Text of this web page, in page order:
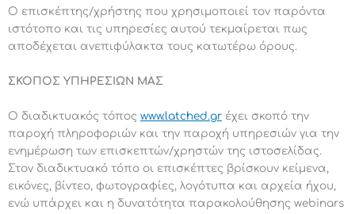
Ο επισκέπτης/χρήστης που χρησιμοποιεί τον παρόντα
ιστότοπο και τις υπηρεσίες αυτού τεκμαίρεται πως
αποδέχεται ανεπιφύλακτα τους κατωτέρω όρους.
ΣΚΟΠΟΣ ΥΠΗΡΕΣΙΩΝ ΜΑΣ
Ο διαδικτυακός τόπος www.latched.gr έχει σκοπό την
παροχή πληροφοριών και την παροχή υπηρεσιών για την
ενημέρωση των επισκεπτών/χρηστών της ιστοσελίδας.
Στον διαδικτυακό τόπο οι επισκέπτες βρίσκουν κείμενα,
εικόνες, βίντεο, φωτογραφίες, λογότυπα και αρχεία ήχου,
ενώ υπάρχει και η δυνατότητα παρακολούθησης webinars